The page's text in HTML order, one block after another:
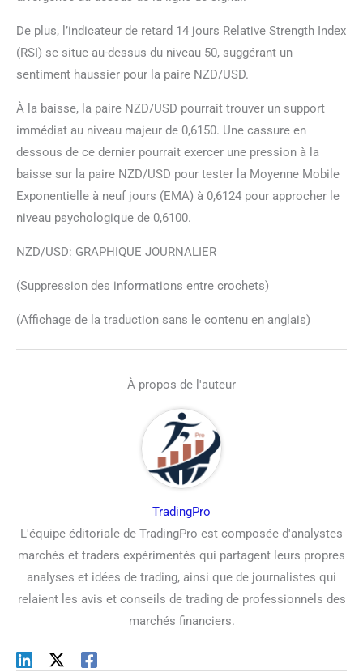
De plus, l’indicateur de retard 14 jours Relative Strength Index
(RSI) se situe au-dessus du niveau 50, suggérant un
sentiment haussier pour la paire NZD/USD.
À la baisse, la paire NZD/USD pourrait trouver un support
immédiat au niveau majeur de 0,6150. Une cassure en
dessous de ce dernier pourrait exercer une pression à la
baisse sur la paire NZD/USD pour tester la Moyenne Mobile
Exponentielle à neuf jours (EMA) à 0,6124 pour approcher le
niveau psychologique de 0,6100.
NZD/USD: GRAPHIQUE JOURNALIER
(Suppression des informations entre crochets)
(Affichage de la traduction sans le contenu en anglais)
À propos de l'auteur
TradingPro
L'équipe éditoriale de TradingPro est composée d'analystes
marchés et traders expérimentés qui partagent leurs propres
analyses et idées de trading, ainsi que de journalistes qui
relaient les avis et conseils de trading de professionnels des
marchés financiers.